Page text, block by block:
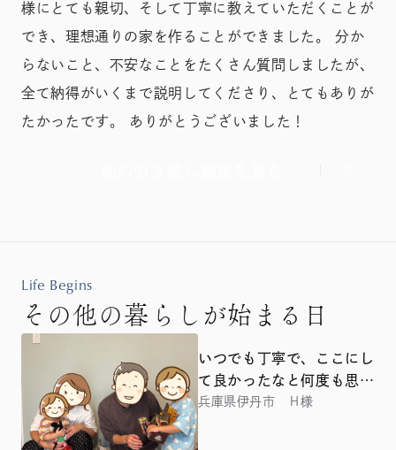
様にとても親切、そして丁寧に教えていただくことが
でき、理想通りの家を作ることができました。 分か
らないこと、不安なことをたくさん質問しましたが、
全て納得がいくまで説明してくださり、とてもありが
たかったです。 ありがとうございました！
Life Begins
その他の暮らしが始まる日
いつでも丁寧で、ここにし
て良かったなと何度も思い
ました
兵庫県伊丹市 Ｈ様